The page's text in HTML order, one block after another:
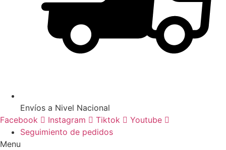
Envíos a Nivel Nacional
Facebook
Instagram Tiktok
Youtube
Seguimiento de pedidos
Menu